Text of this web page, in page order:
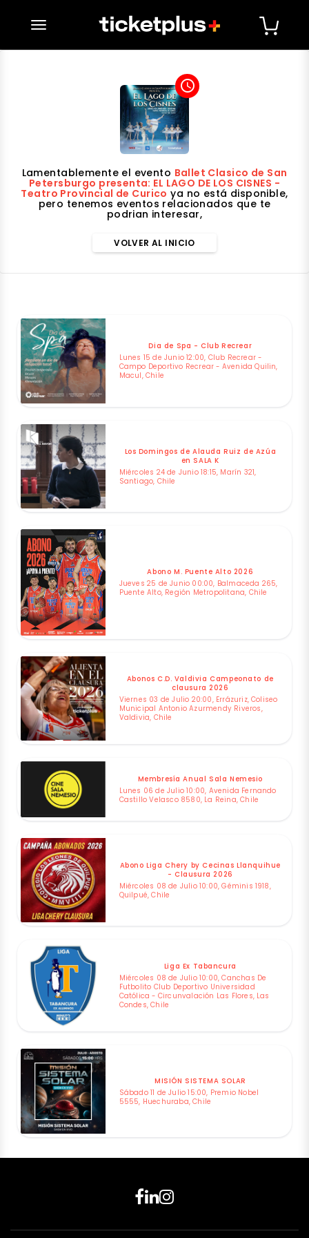
desplegar navegación
access_time
Lamentablemente el evento Ballet Clasico de San
Petersburgo presenta: EL LAGO DE LOS CISNES -
Teatro Provincial de Curico ya no está disponible,
pero tenemos eventos relacionados que te
podrian interesar,
VOLVER AL INICIO
Dia de Spa - Club Recrear
Lunes 15 de Junio 12:00, Club Recrear -
Campo Deportivo Recrear - Avenida Quilin,
Macul, Chile
Los Domingos de Alauda Ruiz de Azúa
en SALA K
Miércoles 24 de Junio 18:15, Marín 321,
Santiago, Chile
Abono M. Puente Alto 2026
Jueves 25 de Junio 00:00, Balmaceda 265,
Puente Alto, Región Metropolitana, Chile
Abonos C.D. Valdivia Campeonato de
clausura 2026
Viernes 03 de Julio 20:00, Errázuriz, Coliseo
Municipal Antonio Azurmendy Riveros,
Valdivia, Chile
Membresía Anual Sala Nemesio
Lunes 06 de Julio 10:00, Avenida Fernando
Castillo Velasco 8580, La Reina, Chile
Abono Liga Chery by Cecinas Llanquihue
- Clausura 2026
Miércoles 08 de Julio 10:00, Géminis 1918,
Quilpué, Chile
Liga Ex Tabancura
Miércoles 08 de Julio 10:00, Canchas De
Futbolito Club Deportivo Universidad
Católica - Circunvalación Las Flores, Las
Condes, Chile
MISIÓN SISTEMA SOLAR
Sábado 11 de Julio 15:00, Premio Nobel
5555, Huechuraba, Chile